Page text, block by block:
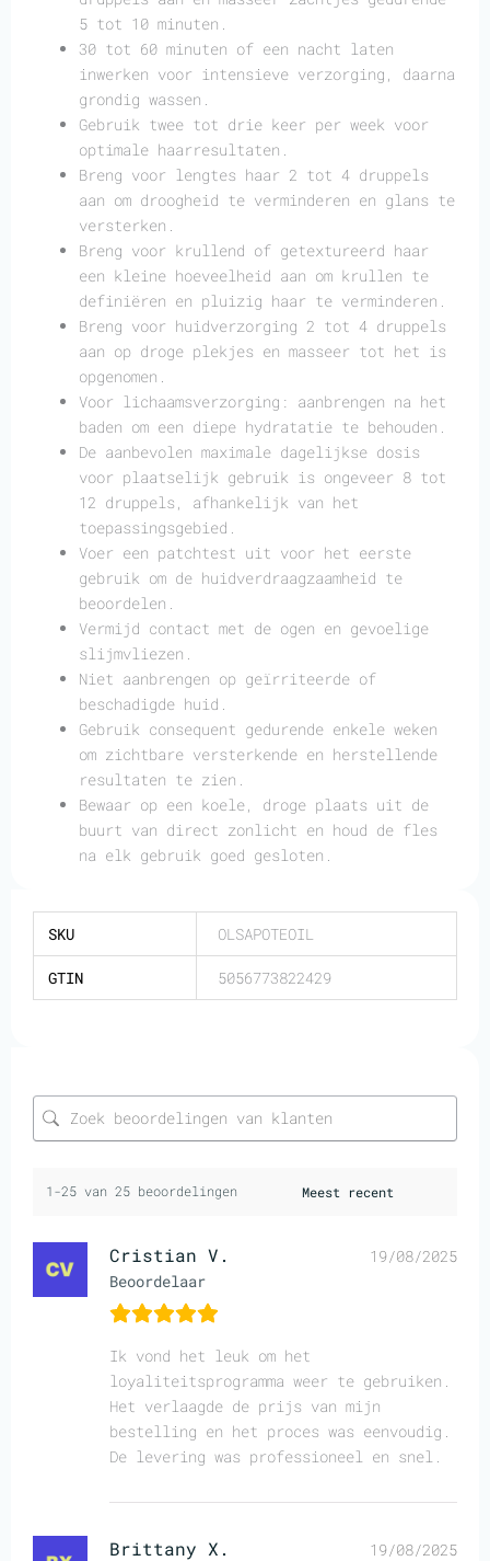
5 tot 10 minuten.
30 tot 60 minuten of een nacht laten
inwerken voor intensieve verzorging, daarna
grondig wassen.
Gebruik twee tot drie keer per week voor
optimale haarresultaten.
Breng voor lengtes haar 2 tot 4 druppels
aan om droogheid te verminderen en glans te
versterken.
Breng voor krullend of getextureerd haar
een kleine hoeveelheid aan om krullen te
definiëren en pluizig haar te verminderen.
Breng voor huidverzorging 2 tot 4 druppels
aan op droge plekjes en masseer tot het is
opgenomen.
Voor lichaamsverzorging: aanbrengen na het
baden om een diepe hydratatie te behouden.
De aanbevolen maximale dagelijkse dosis
voor plaatselijk gebruik is ongeveer 8 tot
12 druppels, afhankelijk van het
toepassingsgebied.
Voer een patchtest uit voor het eerste
gebruik om de huidverdraagzaamheid te
beoordelen.
Vermijd contact met de ogen en gevoelige
slijmvliezen.
Niet aanbrengen op geïrriteerde of
beschadigde huid.
Gebruik consequent gedurende enkele weken
om zichtbare versterkende en herstellende
resultaten te zien.
Bewaar op een koele, droge plaats uit de
buurt van direct zonlicht en houd de fles
na elk gebruik goed gesloten.
SKU OLSAPOTEOIL
GTIN 5056773822429
1-25 van 25 beoordelingen
Cristian V.
Beoordelaar
19/08/2025
Ik vond het leuk om het
loyaliteitsprogramma weer te gebruiken.
Het verlaagde de prijs van mijn
bestelling en het proces was eenvoudig.
De levering was professioneel en snel.
Brittany X. 19/08/2025